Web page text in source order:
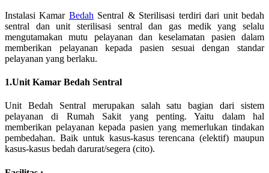
Instalasi Kamar Bedah Sentral & Sterilisasi terdiri dari unit bedah
sentral dan unit sterilisasi sentral dan gas medik yang selalu
mengutamakan mutu pelayanan dan keselamatan pasien dalam
memberikan pelayanan kepada pasien sesuai dengan standar
pelayanan yang berlaku.
1.Unit Kamar Bedah Sentral
Unit Bedah Sentral merupakan salah satu bagian dari sistem
pelayanan di Rumah Sakit yang penting. Yaitu dalam hal
memberikan pelayanan kepada pasien yang memerlukan tindakan
pembedahan. Baik untuk kasus-kasus terencana (elektif) maupun
kasus-kasus bedah darurat/segera (cito).